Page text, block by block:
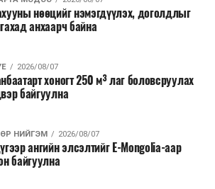
банкуудтай хамтран стратегийн
бүрдүүлэх, хадгалах, түгээх,
цахим төлбөрийн баримт
ил тод болгох юм.
2027 оны хавар худалдаанд
онцгойлон анхаарч
сайд үүрэг болгожээ.
системд бүртгэснээр мах
нөөцийг нэмэгдүүлэх, доголдлыг
анхаарч байна
2026/08/07
хоногт 250 м³ лаг боловсруулах
байгуулна
НИЙГЭМ 2026/08/07
ангийн элсэлтийг E-Mongolia-аар
байгуулна